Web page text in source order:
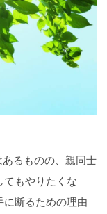
るものの、親同士
もやりたくな
断るための理由